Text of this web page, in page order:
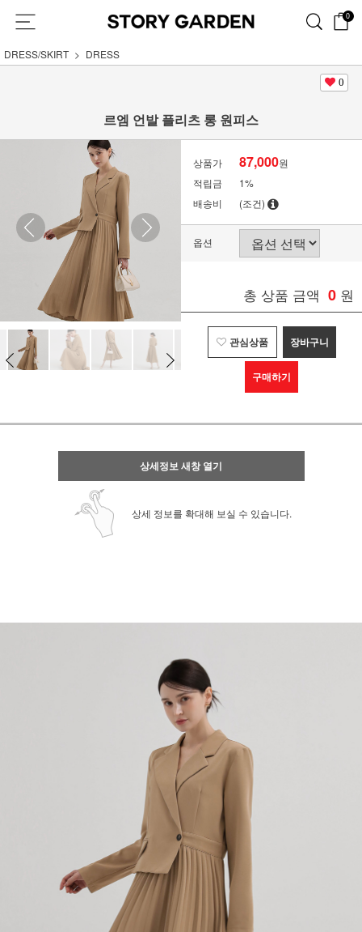
0
DRESS/SKIRT DRESS
0
르엠 언발 플리츠 롱 원피스
상품가 87,000원
적립금
1%
배송비
(조건)
옵션
총 상품 금액 0 원
관심상품 장바구니
구매하기
상세정보 새창 열기
상세 정보를 확대해 보실 수 있습니다.